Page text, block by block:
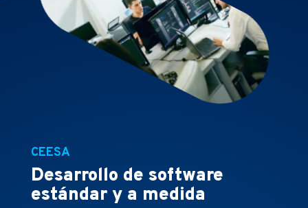
CEESA
Desarrollo de software
estándar y a medida